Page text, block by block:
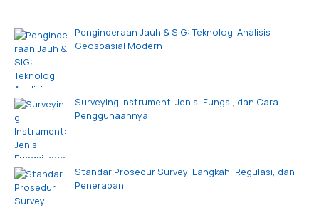
Penginderaan Jauh & SIG: Teknologi Analisis
Geospasial Modern
Surveying Instrument: Jenis, Fungsi, dan Cara
Penggunaannya
Standar Prosedur Survey: Langkah, Regulasi, dan
Penerapan